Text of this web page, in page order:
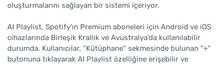
oluşturmalarını sağlayan bir sistemi içeriyor.
AI Playlist, Spotify'ın Premium aboneleri için Android ve iOS
cihazlarında Birleşik Krallık ve Avustralya'da kullanılabilir
durumda. Kullanıcılar, "Kütüphane" sekmesinde bulunan "+"
butonuna tıklayarak AI Playlist özelliğine erişebilir ve